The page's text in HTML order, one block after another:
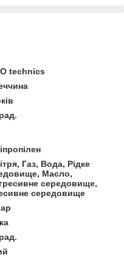
technics
Газ, Вода, Рідке
Масло,
середовище,
середовище